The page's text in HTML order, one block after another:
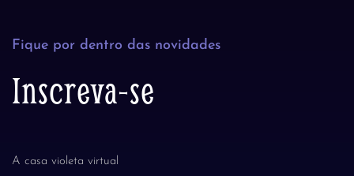
Fique por dentro das novidades
Inscreva-se
A casa violeta virtual